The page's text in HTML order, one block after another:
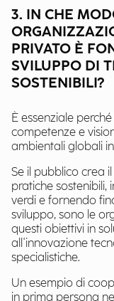
3. IN CHE
PRIVATO È
SVILUPPO DI
SOSTENIBILI?
È essenziale
competenze e
ambientali globali
Se il pubblico crea
pratiche
verdi e fornendo
sviluppo, sono le
questi obiettivi in
all'innovazione
specialistiche.
Un esempio di
in prima persona